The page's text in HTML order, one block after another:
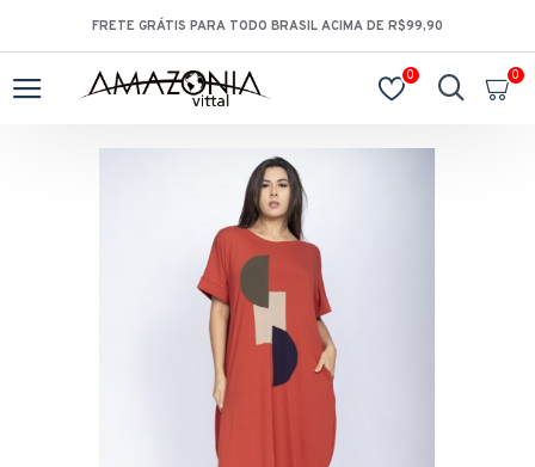
FRETE GRÁTIS PARA TODO BRASIL ACIMA DE R$99,90
0 0